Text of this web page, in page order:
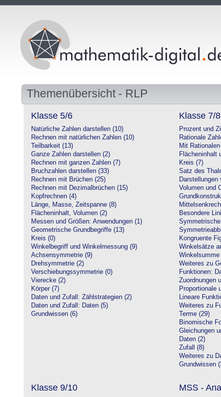
Themenübersicht - RLP
Klasse 5/6
Natürliche Zahlen darstellen (10)
Rechnen mit natürlichen Zahlen (10)
Teilbarkeit (13)
Ganze Zahlen darstellen (2)
Rechnen mit ganzen Zahlen (7)
Bruchzahlen darstellen (33)
Rechnen mit Brüchen (25)
Rechnen mit Dezimalbrüchen (15)
Kopfrechnen (4)
Länge, Masse, Zeitspanne (8)
Flächeninhalt, Volumen (2)
Messen und Größen: Anwendungen (1)
Geometrische Grundbegriffe (13)
Kreis (0)
Winkelbegriff und Winkelmessung (9)
Achsensymmetrie (9)
Drehsymmetrie (2)
Verschiebungssymmetrie (0)
Vierecke (2)
Körper (7)
Daten und Zufall: Zählstrategien (2)
Daten und Zufall: Daten (5)
Grundwissen (6)
Klasse 7/8
Prozent und
Rationale
Mit
Flächeninhalt
Kreis (7)
Satz des
Darstellungen
Volumen und
Besondere
Kongruente
Winkelsätze
Weiteres zu
Funktionen:
Zuordnungen
Proportionale
Lineare
Weiteres zu
Terme (29)
Binomische
Gleichungen
Daten (2)
Zufall (8)
Weiteres zu
Grundwissen
Klasse 9/10 MSS -